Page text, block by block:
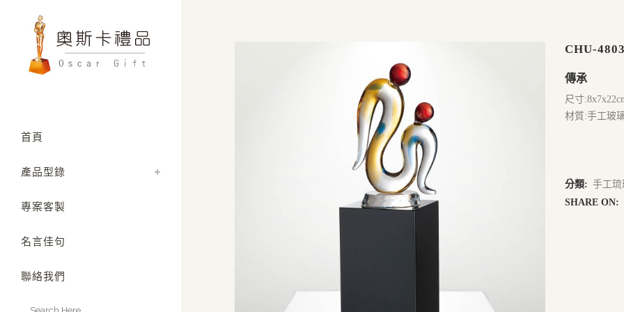
首頁
產品型錄
專案客製
名言佳句
聯絡我們
CHU-
傳承
尺寸
材質:手工玻
分類: 手工琉
SHARE ON: